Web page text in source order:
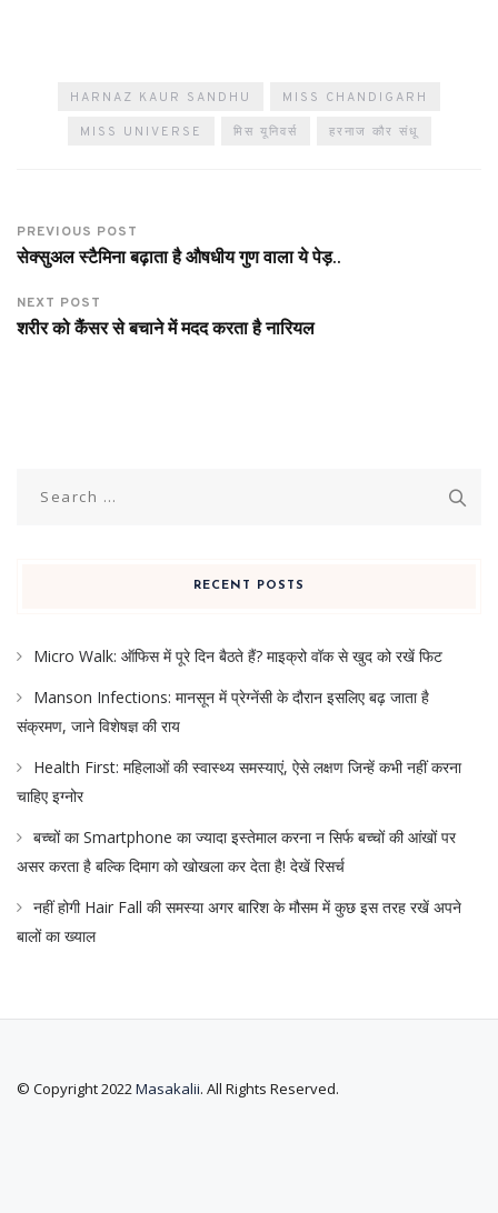
HARNAZ KAUR SANDHU MISS CHANDIGARH
MISS UNIVERSE मिस यूनिवर्स हरनाज कौर संधू
PREVIOUS POST
सेक्सुअल स्टैमिना बढ़ाता है औषधीय गुण वाला ये पेड़..
NEXT POST
शरीर को कैंसर से बचाने में मदद करता है नारियल
RECENT POSTS
Micro Walk: ऑफिस में पूरे दिन बैठते हैं? माइक्रो वॉक से खुद को रखें फिट
Manson Infections: मानसून में प्रेग्नेंसी के दौरान इसलिए बढ़ जाता है
संक्रमण, जाने विशेषज्ञ की राय
Health First: महिलाओं की स्वास्थ्य समस्याएं, ऐसे लक्षण जिन्हें कभी नहीं करना
चाहिए इग्नोर
बच्चों का Smartphone का ज्यादा इस्तेमाल करना न सिर्फ बच्चों की आंखों पर
असर करता है बल्कि दिमाग को खोखला कर देता है! देखें रिसर्च
नहीं होगी Hair Fall की समस्या अगर बारिश के मौसम में कुछ इस तरह रखें अपने
बालों का ख्याल
© Copyright 2022 Masakalii. All Rights Reserved.